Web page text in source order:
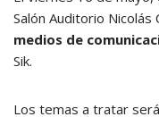
Salón Auditorio Nicolás
medios de
Sik.
Los temas a tratar